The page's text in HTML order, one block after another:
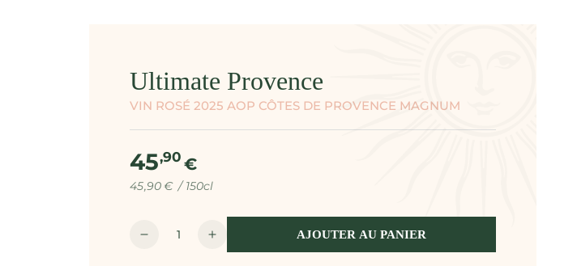
Ultimate Provence
VIN ROSÉ 2025 AOP CÔTES DE PROVENCE MAGNUM
Prix
45,90 €
Prix
45,90€ / par
150cl
Quantité
Réduire
Augmenter
AJOUTER AU PANIER